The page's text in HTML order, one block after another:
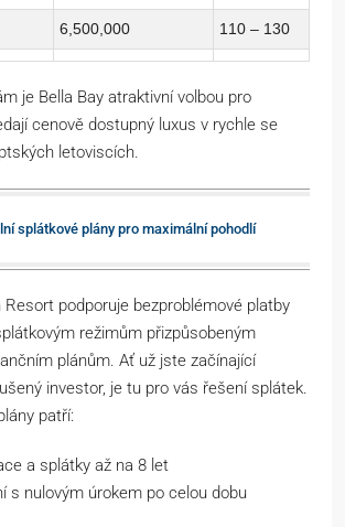
6,500,000 110 – 130
je Bella Bay atraktivní volbou pro
cenově dostupný luxus v rychle se
letoviscích.
splátkové plány pro maximální pohodlí
Resort podporuje bezproblémové platby
režimům přizpůsobeným
plánům. Ať už jste začínající
investor, je tu pro vás řešení splátek.
patří:
a splátky až na 8 let
s nulovým úrokem po celou dobu